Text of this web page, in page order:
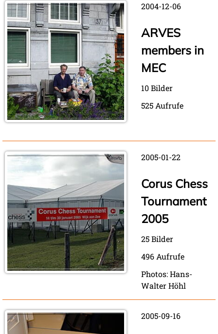
2004-12-06
ARVES
members in
MEC
10 Bilder
525 Aufrufe
2005-01-22
Corus Chess
Tournament
2005
25 Bilder
496 Aufrufe
Photos: Hans-
Walter Höhl
2005-09-16